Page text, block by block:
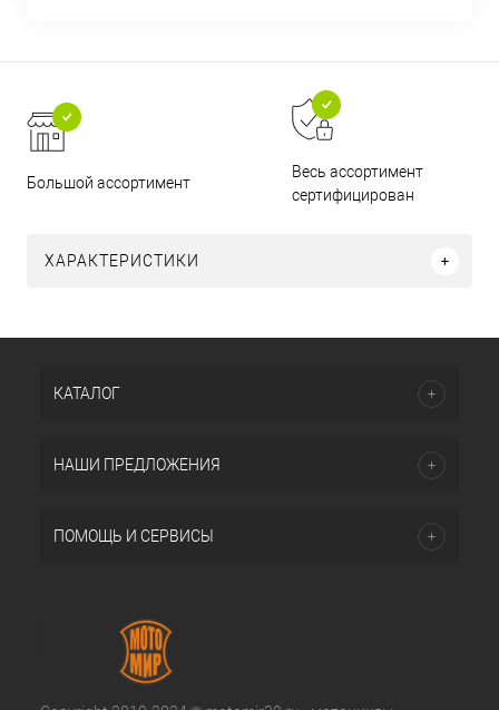
Большой ассортимент
Весь ассортимент
сертифицирован
ХАРАКТЕРИСТИКИ
КАТАЛОГ
НАШИ ПРЕДЛОЖЕНИЯ
ПОМОЩЬ И СЕРВИСЫ